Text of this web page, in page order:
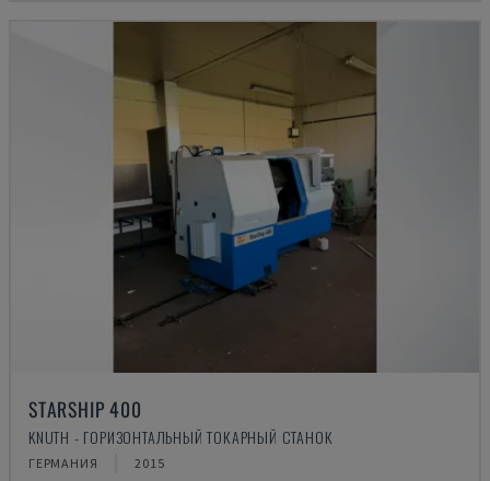
STARSHIP 400
KNUTH - ГОРИЗОНТАЛЬНЫЙ ТОКАРНЫЙ СТАНОК
ГЕРМАНИЯ 2015